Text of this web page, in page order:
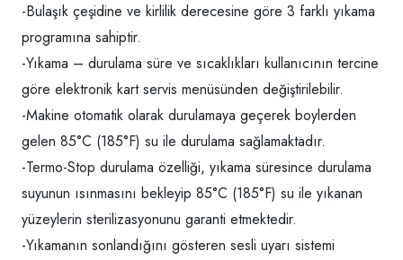
-Bulaşık çeşidine ve kirlilik derecesine göre 3 farklı yıkama
programına sahiptir.
-Yıkama – durulama süre ve sıcaklıkları kullanıcının tercine
göre elektronik kart servis menüsünden değiştirilebilir.
-Makine otomatik olarak durulamaya geçerek boylerden
gelen 85°C (185°F) su ile durulama sağlamaktadır.
-Termo-Stop durulama özelliği, yıkama süresince durulama
suyunun ısınmasını bekleyip 85°C (185°F) su ile yıkanan
yüzeylerin sterilizasyonunu garanti etmektedir.
-Yıkamanın sonlandığını gösteren sesli uyarı sistemi